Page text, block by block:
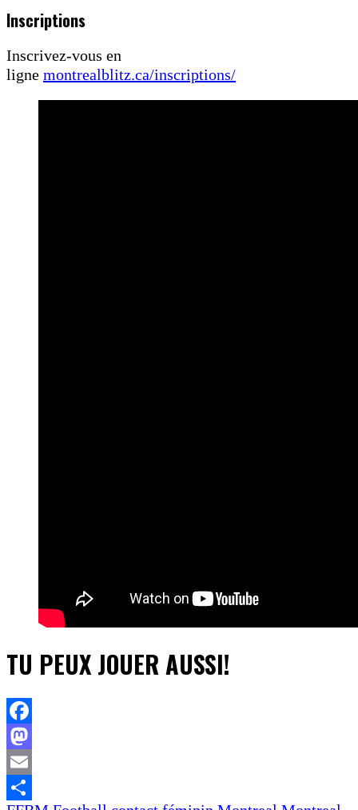
Inscriptions
Inscrivez-vous en
ligne montrealblitz.ca/inscriptions/
TU PEUX JOUER AUSSI!
Facebook
Mastodon
Email